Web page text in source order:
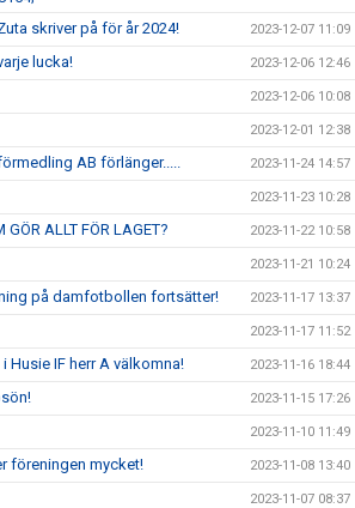
skriver på för år 2024! 2023-12-07 11:09
lucka! 2023-12-06 12:46
2023-12-06 10:08
2023-12-01 12:38
AB förlänger..... 2023-11-24 14:57
2023-11-23 10:28
GÖR ALLT FÖR LAGET? 2023-11-22 10:58
2023-11-21 10:24
på damfotbollen fortsätter! 2023-11-17 13:37
2023-11-17 11:52
Husie IF herr A välkomna! 2023-11-16 18:44
2023-11-15 17:26
2023-11-10 11:49
föreningen mycket! 2023-11-08 13:40
2023-11-07 08:37